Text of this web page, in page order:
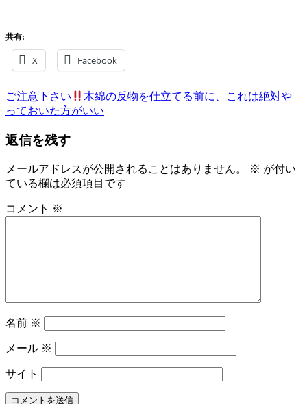
共有:
X Facebook
投
ナ
ビ
ゲ
ー
前
の
事:
ご注意下さい
木綿の反物を仕立てる前に、これは絶対や
っておいた方がいい
返信を残す
メールアドレスが公開されることはありません。 ※ が付い
ている欄は必須項目です
コメント ※
名前 ※
メール ※
サイト